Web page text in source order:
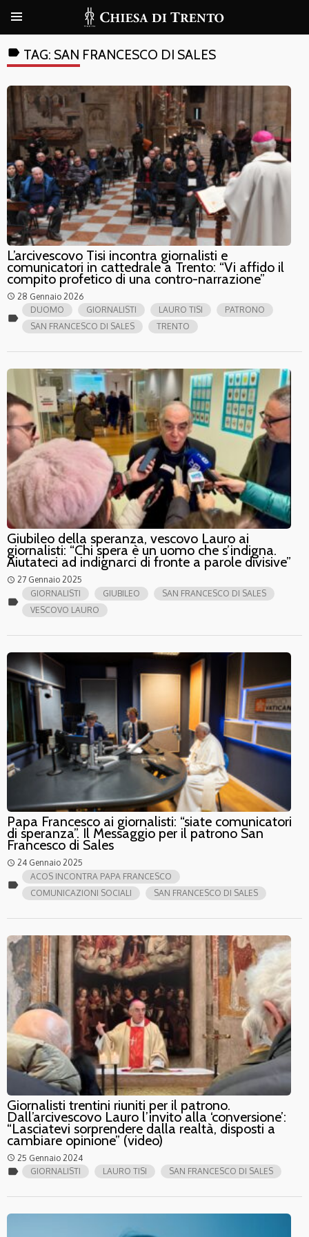
label TAG: SAN FRANCESCO DI SALES
L’arcivescovo Tisi incontra giornalisti e
comunicatori in cattedrale a Trento: “Vi affido il
compito profetico di una contro-narrazione”
access_time 28 Gennaio 2026
label
DUOMO GIORNALISTI LAURO TISI
PATRONO
SAN FRANCESCO DI SALES
TRENTO
Giubileo della speranza, vescovo Lauro ai
giornalisti: “Chi spera è un uomo che s’indigna.
Aiutateci ad indignarci di fronte a parole divisive”
access_time 27 Gennaio 2025
label
GIORNALISTI GIUBILEO
SAN FRANCESCO DI SALES
VESCOVO LAURO
Papa Francesco ai giornalisti: “siate comunicatori
di speranza”. Il Messaggio per il patrono San
Francesco di Sales
access_time 24 Gennaio 2025
label
ACOS INCONTRA PAPA FRANCESCO
COMUNICAZIONI SOCIALI
SAN FRANCESCO DI SALES
Giornalisti trentini riuniti per il patrono.
Dall’arcivescovo Lauro l’invito alla ‘conversione’:
“Lasciatevi sorprendere dalla realtà, disposti a
cambiare opinione” (video)
access_time 25 Gennaio 2024
label GIORNALISTI LAURO TISI SAN FRANCESCO DI SALES